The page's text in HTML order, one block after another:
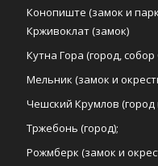
Конопиште (замок и
Крживоклат (замок)
Кутна Гора (город,
Мельник (замок и
Чешский Крумлов (город
Тржебонь (город);
Рожмберк (замок и